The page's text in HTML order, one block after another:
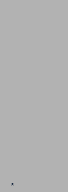
*